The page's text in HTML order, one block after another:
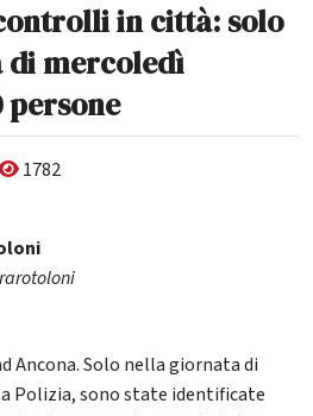
in città: solo
di mercoledì
1782
Ancona. Solo nella giornata di
Polizia, sono state identificate